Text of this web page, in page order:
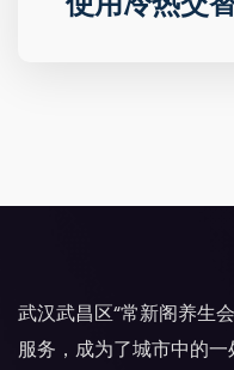
武汉武昌区“常新阁养生
服务，成为了城市中的